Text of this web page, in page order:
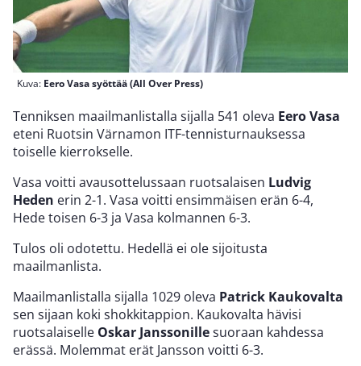
Kuva: Eero Vasa syöttää (All Over Press)
Tenniksen maailmanlistalla sijalla 541 oleva Eero Vasa
eteni Ruotsin Värnamon ITF-tennisturnauksessa
toiselle kierrokselle.
Vasa voitti avausottelussaan ruotsalaisen Ludvig
Heden erin 2-1. Vasa voitti ensimmäisen erän 6-4,
Hede toisen 6-3 ja Vasa kolmannen 6-3.
Tulos oli odotettu. Hedellä ei ole sijoitusta
maailmanlista.
Maailmanlistalla sijalla 1029 oleva Patrick Kaukovalta
sen sijaan koki shokkitappion. Kaukovalta hävisi
ruotsalaiselle Oskar Janssonillesuoraan kahdessa
erässä. Molemmat erät Jansson voitti 6-3.